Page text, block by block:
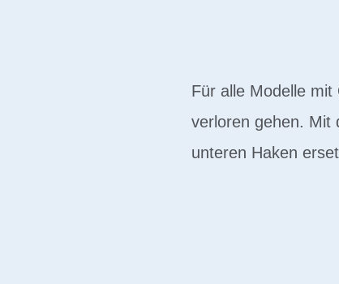
Für alle Modelle
verloren gehen. Mit
unteren Haken